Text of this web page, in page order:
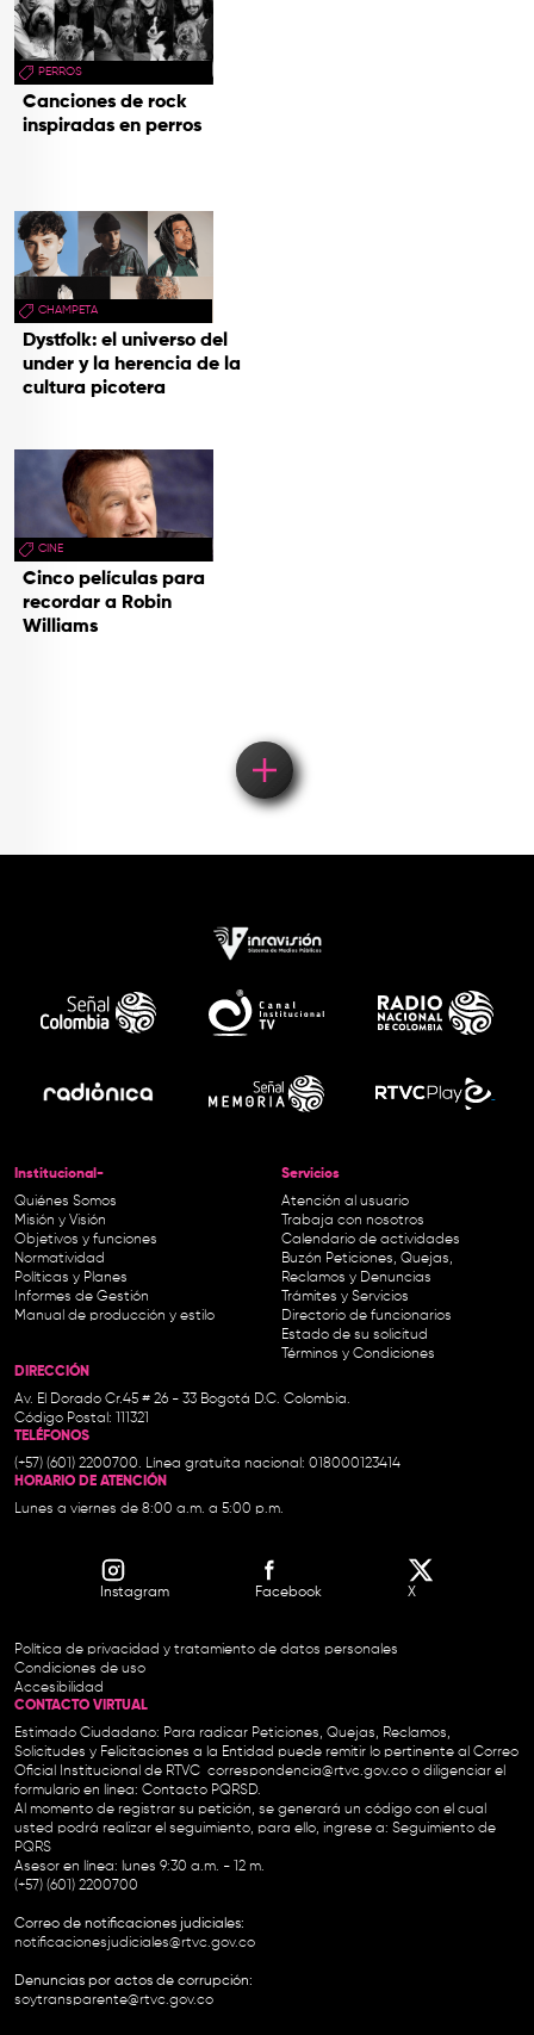
PERROS
Canciones de rock
inspiradas en perros
CHAMPETA
Dystfolk: el universo del
under y la herencia de la
cultura picotera
CINE
Cinco películas para
recordar a Robin
Williams
Institucional-
Quiénes Somos
Misión y Visión
Objetivos y funciones
Normatividad
Políticas y Planes
Informes de Gestión
Manual de producción y estilo
Servicios
Atención al usuario
Trabaja con nosotros
Calendario de actividades
Buzón Peticiones, Quejas,
Reclamos y Denuncias
Trámites y Servicios
Directorio de funcionarios
Estado de su solicitud
Términos y Condiciones
DIRECCIÓN
Av. El Dorado Cr.45 # 26 - 33 Bogotá D.C. Colombia.
Código Postal: 111321
TELÉFONOS
(+57) (601) 2200700. Línea gratuita nacional: 018000123414
HORARIO DE ATENCIÓN
Lunes a viernes de 8:00 a.m. a 5:00 p.m.
Instagram Facebook X
Política de privacidad y tratamiento de datos personales
Condiciones de uso
Accesibilidad
CONTACTO VIRTUAL
Estimado Ciudadano: Para radicar Peticiones, Quejas, Reclamos,
Solicitudes y Felicitaciones a la Entidad puede remitir lo pertinente al Correo
Oficial Institucional de RTVC correspondencia@rtvc.gov.co o diligenciar el
formulario en línea: Contacto PQRSD.
Al momento de registrar su petición, se generará un código con el cual
usted podrá realizar el seguimiento, para ello, ingrese a: Seguimiento de
PQRS
Asesor en línea: lunes 9:30 a.m. - 12 m.
(+57) (601) 2200700
Correo de notificaciones judiciales:
notificacionesjudiciales@rtvc.gov.co
Denuncias por actos de corrupción:
soytransparente@rtvc.gov.co